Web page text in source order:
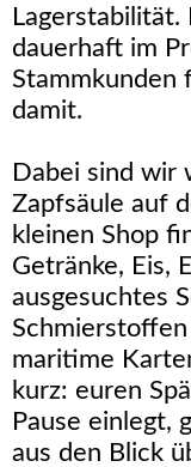
dauerhaft im
Stammkunden
damit.
Dabei sind wir
Zapfsäule auf
kleinen Shop
Getränke, Eis,
ausgesuchtes
maritime
kurz: euren
Pause einlegt,
aus den Blick